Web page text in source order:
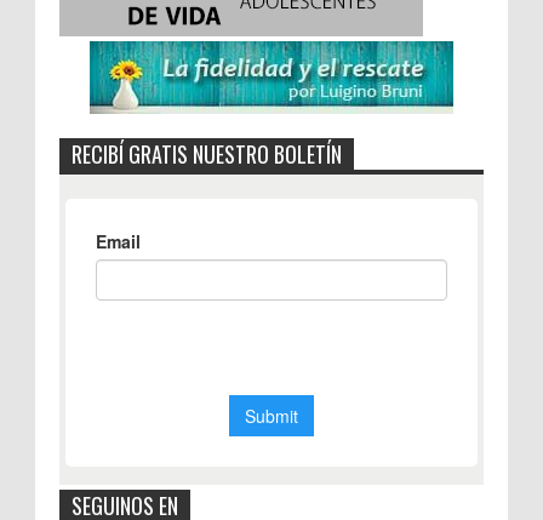
RECIBÍ GRATIS NUESTRO BOLETÍN
SEGUINOS EN